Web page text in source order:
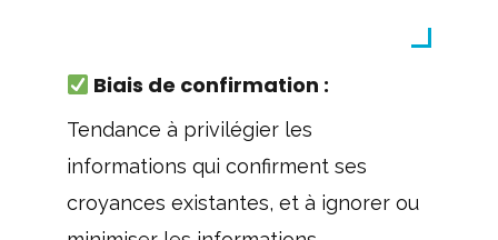
Biais de confirmation :
Tendance à privilégier les
informations qui confirment ses
croyances existantes, et à ignorer ou